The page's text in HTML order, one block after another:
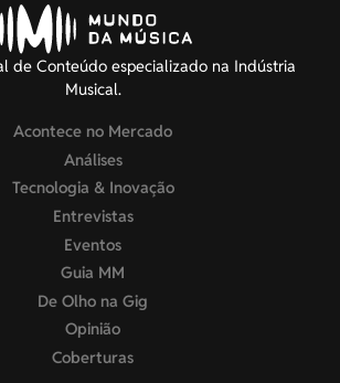
de Conteúdo especializado na Indústria
Musical.
Acontece no Mercado
Análises
Tecnologia & Inovação
Entrevistas
Eventos
Guia MM
De Olho na Gig
Opinião
Coberturas